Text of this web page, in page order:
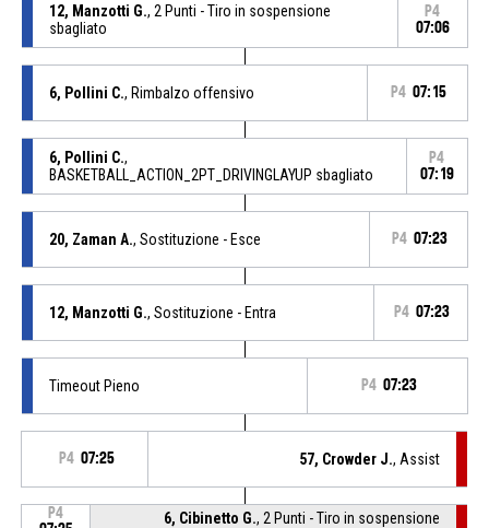
12, Manzotti G., 2 Punti - Tiro in sospensione
sbagliato
P4
07:06
6, Pollini C., Rimbalzo offensivo P4 07:15
6, Pollini C.,
BASKETBALL_ACTION_2PT_DRIVINGLAYUP sbagliato
P4
07:19
20, Zaman A., Sostituzione - Esce P4 07:23
12, Manzotti G., Sostituzione - Entra P4 07:23
Timeout Pieno P4 07:23
P4 07:25 57, Crowder J., Assist
P4
6, Cibinetto G., 2 Punti - Tiro in sospensione